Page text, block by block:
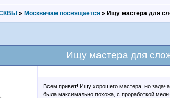
» Москвичам посвящается » Ищу мастера для
Ищу мастера для
Всем привет! Ищу хорошего мастера, но
была максимально похожа, с проработкой